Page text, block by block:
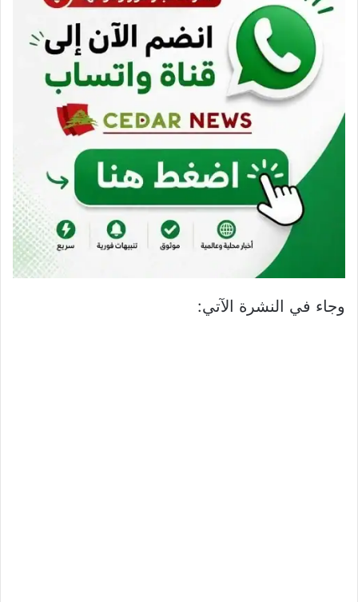
وجاء في النشرة الآتي: